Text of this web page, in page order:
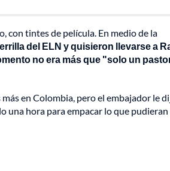
con tintes de película. En medio de la
del ELN y quisieron llevarse a
no era más que "solo un
en Colombia, pero el embajador le
una hora para empacar lo que pudieran